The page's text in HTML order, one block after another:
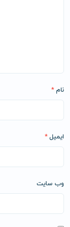
نام *
ایمیل *
وب‌ سایت